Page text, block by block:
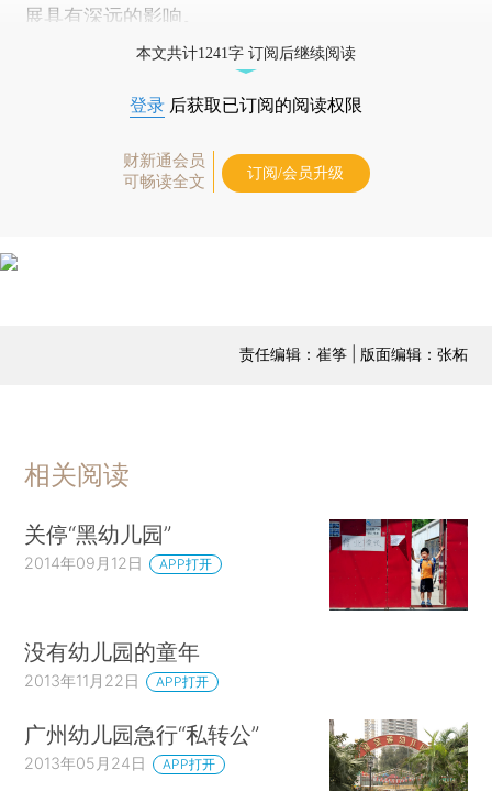
展具有深远的影响。
本文共计1241字 订阅后继续阅读
登录 后获取已订阅的阅读权限
财新通会员
可畅读全文
订阅/会员升级
责任编辑：崔筝 | 版面编辑：张柘
相关阅读
关停“黑幼儿园”
2014年09月12日 APP打开
没有幼儿园的童年
2013年11月22日 APP打开
广州幼儿园急行“私转公”
2013年05月24日 APP打开